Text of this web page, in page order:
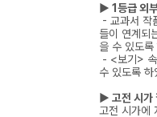
▶ 1등급 외
- 교과서 작
들이 연계되
을 수 있도
- <보기> 속
수 있도록
▶ 고전 시가
고전 시가에